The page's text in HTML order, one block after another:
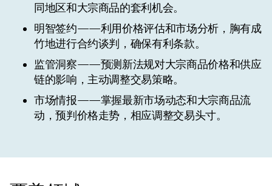
同地区和大宗商品的套利机会。
明智签约——利用价格评估和市场分析，胸有成
竹地进行合约谈判，确保有利条款。
监管洞察——预测新法规对大宗商品价格和供应
链的影响，主动调整交易策略。
市场情报——掌握最新市场动态和大宗商品流
动，预判价格走势，相应调整交易头寸。